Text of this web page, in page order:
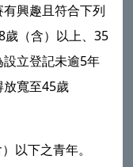
興趣且符合下列
歲（含）以上、35
立登記未逾5年
寬至45歲
以下之青年。